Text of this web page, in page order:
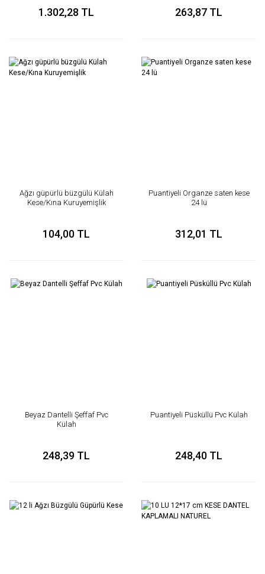
1.302,28 TL 263,87 TL
Ağzı güpürlü büzgülü Külah
Kese/Kına Kuruyemişlik
104,00 TL
Puantiyeli Organze saten kese
24 lü
312,01 TL
Beyaz Dantelli Şeffaf Pvc
Külah
248,39 TL
Puantiyeli Püsküllü Pvc Külah
248,40 TL